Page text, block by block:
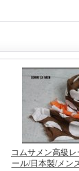
コムサメン高級
ール/日本製/メン